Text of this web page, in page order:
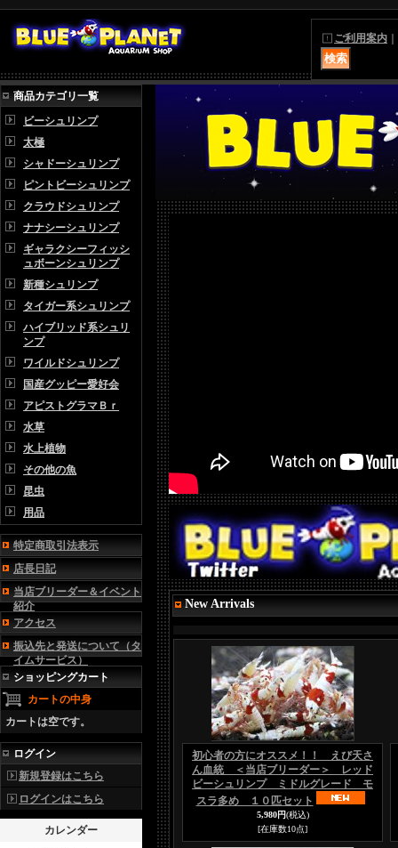
ご利用案内
商品カテゴリ一覧
ビーシュリンプ
太極
シャドーシュリンプ
ピントビーシュリンプ
クラウドシュリンプ
ナナシーシュリンプ
ギャラクシーフィッシ
ュボーンシュリンプ
新種シュリンプ
タイガー系シュリンプ
ハイブリッド系シュリ
ンプ
ワイルドシュリンプ
国産グッピー愛好会
アピストグラマＢｒ
水草
水上植物
その他の魚
昆虫
用品
特定商取引法表示
店長日記
当店ブリーダー＆イベント
紹介
アクセス
振込先と発送について（タ
イムサービス）
ショッピングカート
カートの中身
カートは空です。
ログイン
新規登録はこちら
ログインはこちら
カレンダー
New Arrivals
初心者の方にオススメ！！ えび天さ
ん血統 ＜当店ブリーダー＞ レッド
ビーシュリンプ ミドルグレード モ
スラ多め １０匹セット
5,980円(税込)
[在庫数10点]